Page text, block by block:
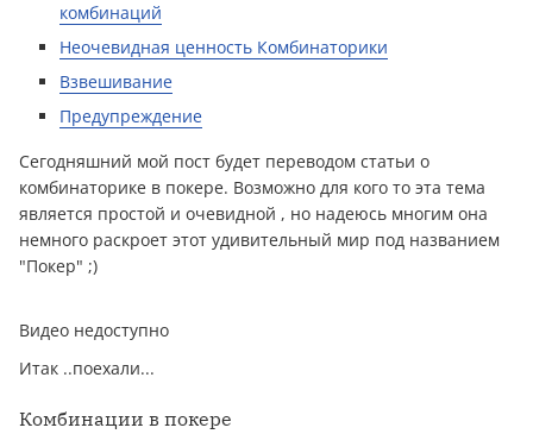
комбинаций
Неочевидная ценность Комбинаторики
Взвешивание
Предупреждение
Сегодняшний мой пост будет пepевoдом статьи о
комбинаторике в покере. Возможно для кого то эта тема
является простой и очевидной , но надеюсь многим она
немного раскроет этот удивительный мир под названием
"Покер" ;)
Видео недоступно
Итак ..поехали...
Комбинации в покере